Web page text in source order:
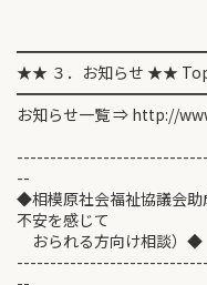
★★ ３．お知らせ ★★
お知らせ一覧 ⇒ http://
--
◆相模原社会福祉協議会
不安を感じて
おられる方向け相談）◆